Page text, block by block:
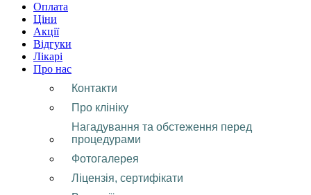
Оплата
Ціни
Акції
Відгуки
Лікарі
Про нас
Контакти
Про клініку
Нагадування та обстеження перед
процедурами
Фотогалерея
Ліцензія, сертифікати